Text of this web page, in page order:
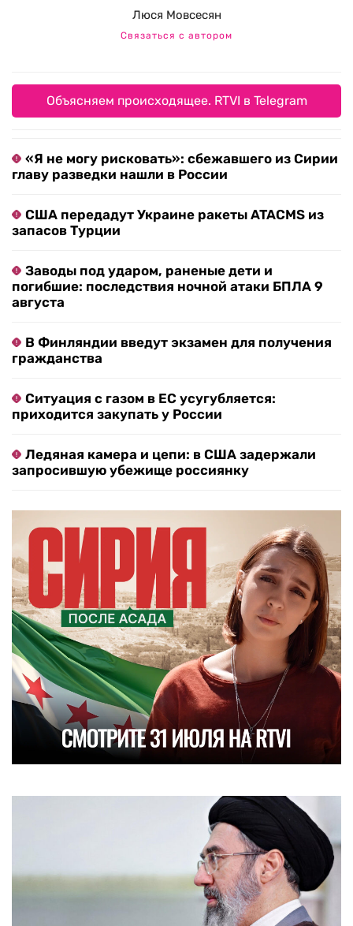
Люся Мовсесян
Связаться с автором
Объясняем происходящее. RTVI в Telegram
«Я не могу рисковать»: сбежавшего из Сирии
главу разведки нашли в России
США передадут Украине ракеты ATACMS из
запасов Турции
Заводы под ударом, раненые дети и
погибшие: последствия ночной атаки БПЛА 9
августа
В Финляндии введут экзамен для получения
гражданства
Ситуация с газом в ЕС усугубляется:
приходится закупать у России
Ледяная камера и цепи: в США задержали
запросившую убежище россиянку